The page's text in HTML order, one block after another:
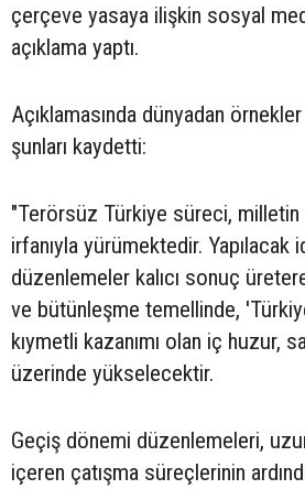
çerçeve yasaya ilişkin sosyal
açıklama yaptı.
Açıklamasında dünyadan
şunları kaydetti:
"Terörsüz Türkiye süreci, milletin
irfanıyla yürümektedir. Yapılacak
düzenlemeler kalıcı sonuç
ve bütünleşme temellinde,
kıymetli kazanımı olan iç huzur,
üzerinde yükselecektir.
Geçiş dönemi düzenlemeleri,
içeren çatışma süreçlerinin